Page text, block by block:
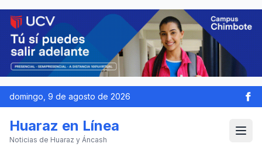
domingo, 9 de agosto de 2026
Huaraz en Línea
Noticias de Huaraz y Áncash